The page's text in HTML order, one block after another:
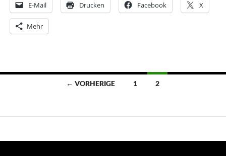
E-Mail Drucken Facebook X
Mehr
Beitragsnavigation
← VORHERIGE 1 2